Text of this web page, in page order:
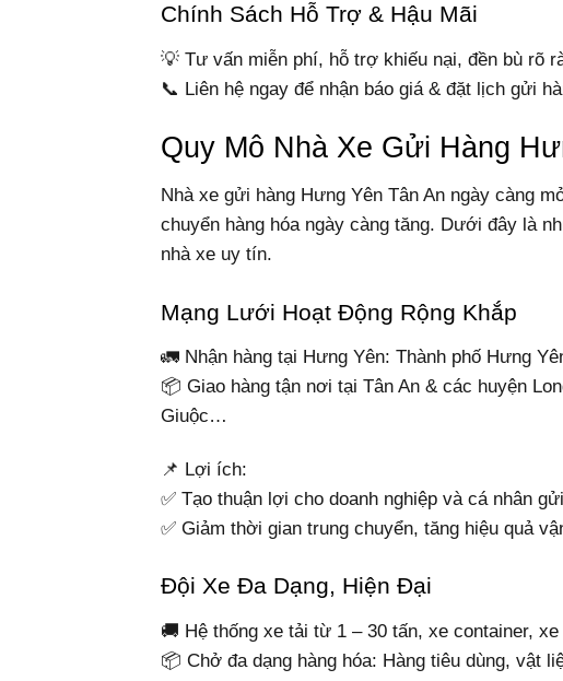
Chính Sách Hỗ Trợ & Hậu Mãi
💡 Tư vấn miễn phí, hỗ trợ khiếu nại, đền bù rõ
📞 Liên hệ ngay để nhận báo giá & đặt lịch gửi
Quy Mô Nhà Xe Gửi Hàng
Nhà xe gửi hàng Hưng Yên Tân An ngày càng
chuyển hàng hóa ngày càng tăng. Dưới đây là
nhà xe uy tín.
Mạng Lưới Hoạt Động Rộng Khắp
🚛 Nhận hàng tại Hưng Yên: Thành phố Hưng
📦 Giao hàng tận nơi tại Tân An & các huyện
Giuộc…
📌 Lợi ích:
✅ Tạo thuận lợi cho doanh nghiệp và cá nhân
✅ Giảm thời gian trung chuyển, tăng hiệu quả
Đội Xe Đa Dạng, Hiện Đại
🚚 Hệ thống xe tải từ 1 – 30 tấn, xe container, xe
📦 Chở đa dạng hàng hóa: Hàng tiêu dùng, vật